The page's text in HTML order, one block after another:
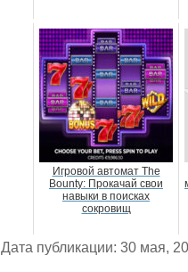
Игровой автомат The
Bounty: Прокачай свои
навыки в поисках
сокровищ
Дата публикации: 30 мая,